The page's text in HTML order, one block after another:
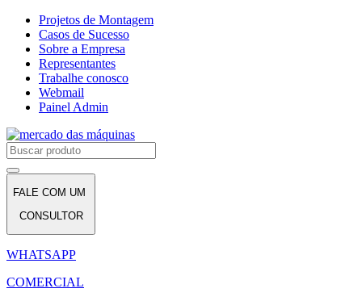
Projetos de Montagem
Casos de Sucesso
Sobre a Empresa
Representantes
Trabalhe conosco
Webmail
Painel Admin
FALE COM UM
CONSULTOR
WHATSAPP
COMERCIAL